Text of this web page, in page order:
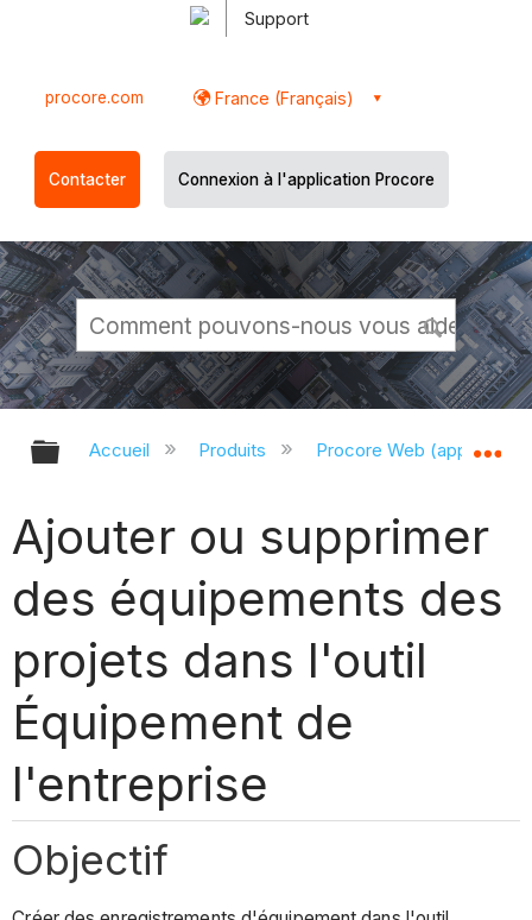
Support
procore.com France (Français)
Contacter Connexion à l'application Procore
Développer/réduire la hiérarchie
Accueil Produits Procore Web
Ajouter ou supprimer
des équipements des
projets dans l'outil
Équipement de
l'entreprise
Objectif